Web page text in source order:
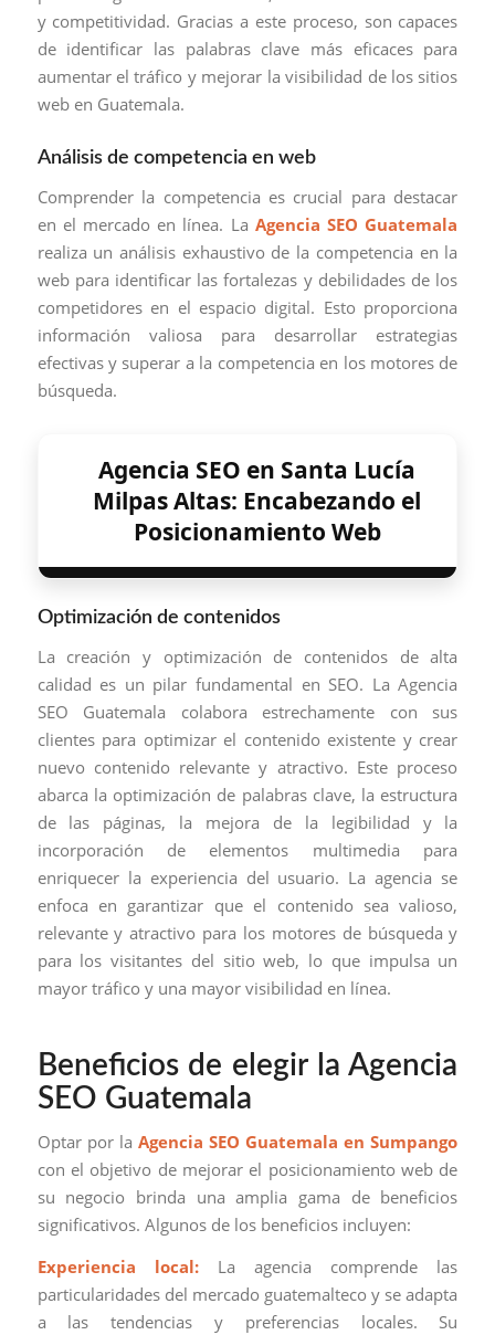
y competitividad. Gracias a este proceso, son capaces
de identificar las palabras clave más eficaces para
aumentar el tráfico y mejorar la visibilidad de los sitios
web en Guatemala.
Análisis de competencia en web
Comprender la competencia es crucial para destacar
en el mercado en línea. La Agencia SEO Guatemala
realiza un análisis exhaustivo de la competencia en la
web para identificar las fortalezas y debilidades de los
competidores en el espacio digital. Esto proporciona
información valiosa para desarrollar estrategias
efectivas y superar a la competencia en los motores de
búsqueda.
Agencia SEO en Santa Lucía
Milpas Altas: Encabezando el
Posicionamiento Web
Optimización de contenidos
La creación y optimización de contenidos de alta
calidad es un pilar fundamental en SEO. La Agencia
SEO Guatemala colabora estrechamente con sus
clientes para optimizar el contenido existente y crear
nuevo contenido relevante y atractivo. Este proceso
abarca la optimización de palabras clave, la estructura
de las páginas, la mejora de la legibilidad y la
incorporación de elementos multimedia para
enriquecer la experiencia del usuario. La agencia se
enfoca en garantizar que el contenido sea valioso,
relevante y atractivo para los motores de búsqueda y
para los visitantes del sitio web, lo que impulsa un
mayor tráfico y una mayor visibilidad en línea.
Beneficios de elegir la Agencia
SEO Guatemala
Optar por la Agencia SEO Guatemala en Sumpango
con el objetivo de mejorar el posicionamiento web de
su negocio brinda una amplia gama de beneficios
significativos. Algunos de los beneficios incluyen:
Experiencia local:La agencia comprende las
particularidades del mercado guatemalteco y se adapta
a las tendencias y preferencias locales. Su